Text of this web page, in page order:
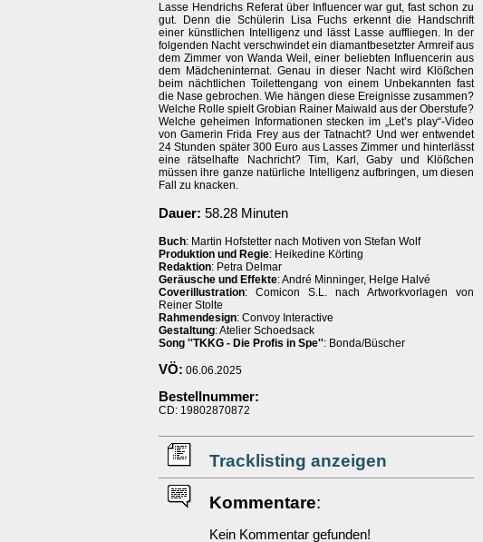
Lasse Hendrichs Referat über Influencer war gut, fast schon zu
gut. Denn die Schülerin Lisa Fuchs erkennt die Handschrift
einer künstlichen Intelligenz und lässt Lasse auffliegen. In der
folgenden Nacht verschwindet ein diamantbesetzter Armreif aus
dem Zimmer von Wanda Weil, einer beliebten Influencerin aus
dem Mädcheninternat. Genau in dieser Nacht wird Klößchen
beim nächtlichen Toilettengang von einem Unbekannten fast
die Nase gebrochen. Wie hängen diese Ereignisse zusammen?
Welche Rolle spielt Grobian Rainer Maiwald aus der Oberstufe?
Welche geheimen Informationen stecken im „Let’s play“-Video
von Gamerin Frida Frey aus der Tatnacht? Und wer entwendet
24 Stunden später 300 Euro aus Lasses Zimmer und hinterlässt
eine rätselhafte Nachricht? Tim, Karl, Gaby und Klößchen
müssen ihre ganze natürliche Intelligenz aufbringen, um diesen
Fall zu knacken.
Dauer: 58.28 Minuten
Buch: Martin Hofstetter nach Motiven von Stefan Wolf
Produktion und Regie: Heikedine Körting
Redaktion: Petra Delmar
Geräusche und Effekte: André Minninger, Helge Halvé
Coverillustration: Comicon S.L. nach Artworkvorlagen von
Reiner Stolte
Rahmendesign: Convoy Interactive
Gestaltung: Atelier Schoedsack
Song ''TKKG - Die Profis in Spe'': Bonda/Büscher
VÖ: 06.06.2025
Bestellnummer:
CD: 19802870872
Tracklisting anzeigen
Kommentare:
Kein Kommentar gefunden!